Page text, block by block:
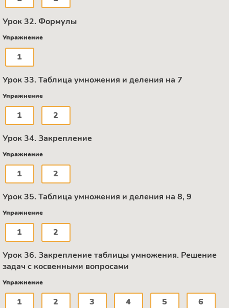
Урок 32. Формулы
Упражнение
1
Урок 33. Таблица умножения и деления на 7
Упражнение
1 2
Урок 34. Закрепление
Упражнение
1 2
Урок 35. Таблица умножения и деления на 8, 9
Упражнение
1 2
Урок 36. Закрепление таблицы умножения. Решение
задач с косвенными вопросами
Упражнение
1 2 3 4 5 6